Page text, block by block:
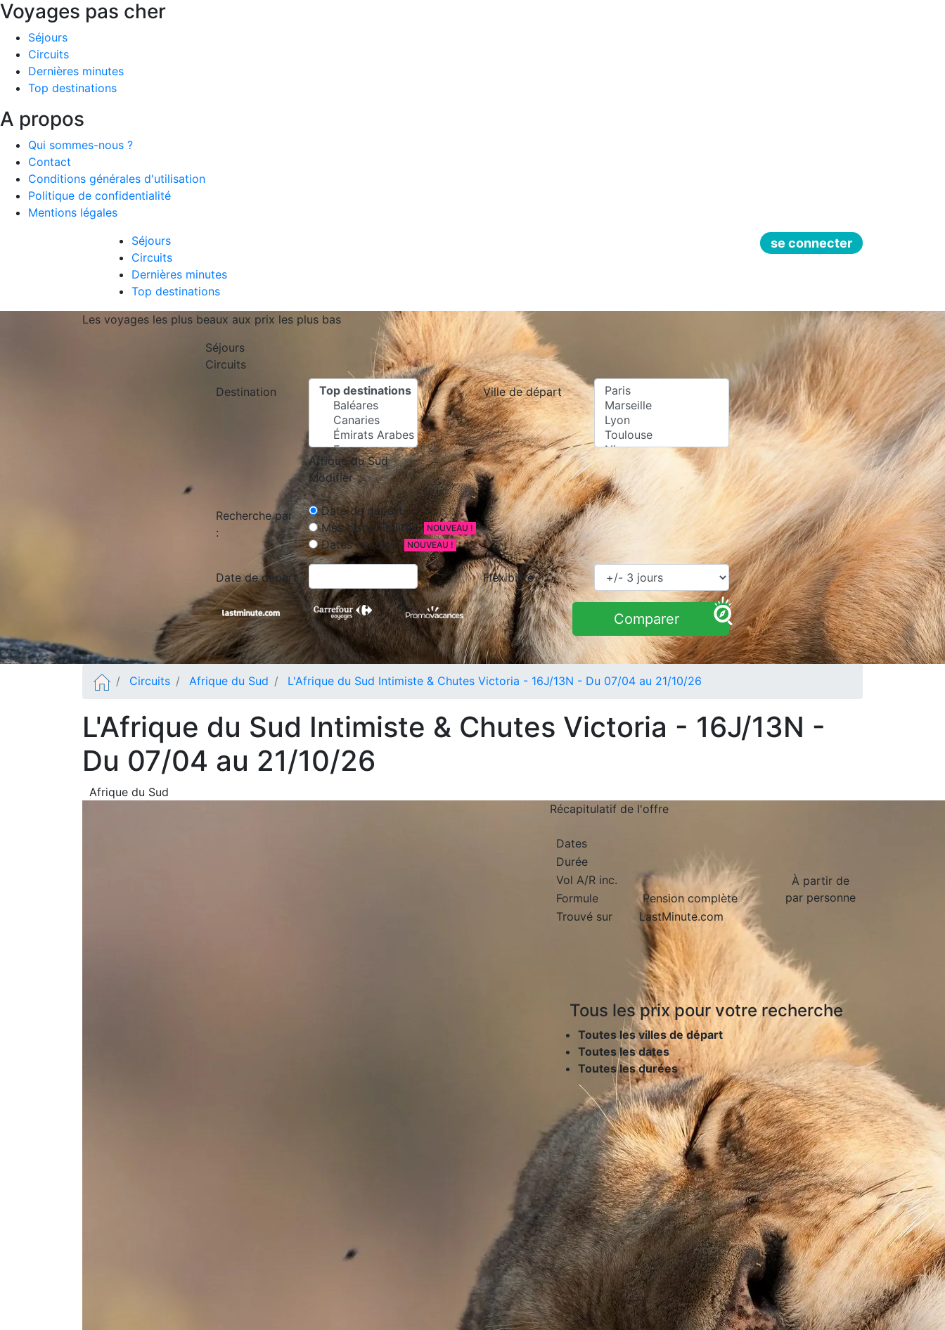
Voyages pas cher
Séjours
Circuits
Dernières minutes
Top destinations
A propos
Qui sommes-nous ?
Contact
Conditions générales d'utilisation
Politique de confidentialité
Mentions légales
Séjours
Circuits
Dernières minutes
Top destinations
se connecter
Les voyages les plus beaux aux prix les plus bas
Séjours
Circuits
Destination
Afrique du Sud
Modifier
Ville de départ
Recherche par
:
Date de départ
Mes disponibilités
NOUVEAU !
Dates exactes NOUVEAU !
Date de départ Flexibilité
Comparer
Circuits Afrique du Sud L'Afrique du Sud Intimiste & Chutes Victoria - 16J/13N - Du 07/04 au 21/10/26
L'Afrique du Sud Intimiste & Chutes Victoria - 16J/13N -
Du 07/04 au 21/10/26
Afrique du Sud
Récapitulatif de l'offre
Dates
Durée
À partir de
par personne
Vol A/R inc.
Formule
Pension complète
Trouvé sur
LastMinute.com
Tous les prixpour votre recherche
Toutes les villes de départ
Toutes les dates
Toutes les durées